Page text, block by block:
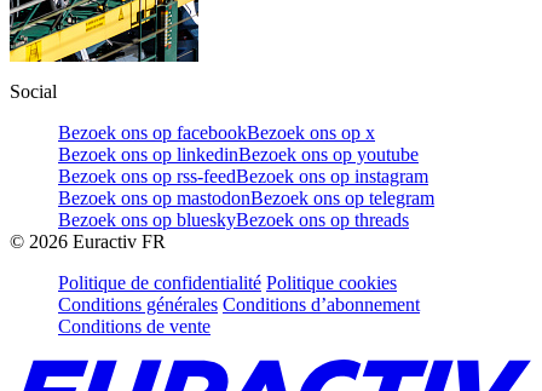
Social
Bezoek ons op facebookBezoek ons op x
Bezoek ons op linkedinBezoek ons op youtube
Bezoek ons op rss-feedBezoek ons op instagram
Bezoek ons op mastodonBezoek ons op telegram
Bezoek ons op blueskyBezoek ons op threads
© 2026 Euractiv FR
Politique de confidentialité Politique cookies
Conditions générales Conditions d’abonnement
Conditions de vente